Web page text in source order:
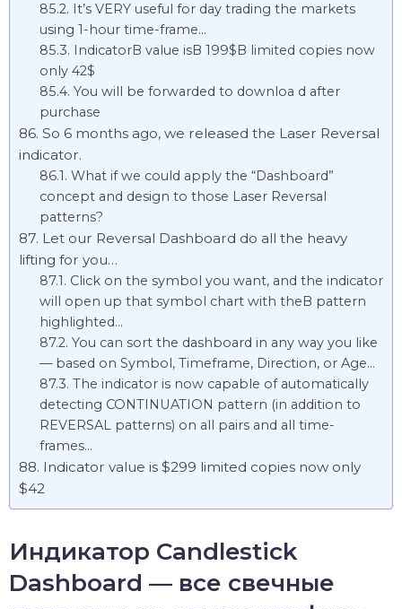
It’s VERY useful for day trading the markets
using 1-hour time-frame…
IndicatorВ value isВ 199$В limited copies now
only 42$
You will be forwarded to downloa d after
purchase
So 6 months ago, we released the Laser Reversal
indicator.
What if we could apply the “Dashboard”
concept and design to those Laser Reversal
patterns?
Let our Reversal Dashboard do all the heavy
lifting for you…
Click on the symbol you want, and the indicator
will open up that symbol chart with theВ pattern
highlighted…
You can sort the dashboard in any way you like
— based on Symbol, Timeframe, Direction, or Age…
The indicator is now capable of automatically
detecting CONTINUATION pattern (in addition to
REVERSAL patterns) on all pairs and all time-
frames…
Indicator value is $299 limited copies now only
$42
Индикатор Candlestick
Dashboard — все свечные